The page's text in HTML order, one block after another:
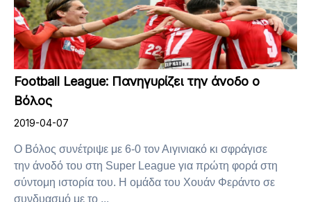
Football League: Πανηγυρίζει την άνοδο ο
Βόλος
2019-04-07
Ο Βόλος συνέτριψε με 6-0 τον Αιγινιακό κι σφράγισε
την άνοδό του στη Super League για πρώτη φορά στη
σύντομη ιστορία του. Η ομάδα του Χουάν Φεράντο σε
συνδυασμό με το ...